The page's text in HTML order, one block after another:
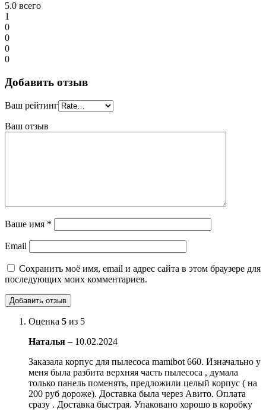
5.0 всего
1
0
0
0
0
Добавить отзыв
Ваш рейтинг
Ваш отзыв
Ваше имя *
Email
Сохранить моё имя, email и адрес сайта в этом браузере для
последующих моих комментариев.
Оценка 5 из 5
Наталья – 10.02.2024
Заказала корпус для пылесоса mamibot 660. Изначально у
меня была разбита верхняя часть пылесоса , думала
только панель поменять, предложили целый корпус ( на
200 руб дороже). Доставка была через Авито. Оплата
сразу . Доставка быстрая. Упаковано хорошо в коробку